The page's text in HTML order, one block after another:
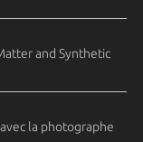
and Synthetic
la photographe